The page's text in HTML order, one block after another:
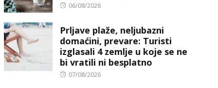
Posted
06/08/2026
Prljave plaže, neljubazni
domaćini, prevare: Turisti
izglasali 4 zemlje u koje se ne
bi vratili ni besplatno
Posted
07/08/2026